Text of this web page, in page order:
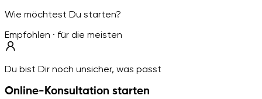
Wie möchtest Du starten?
Empfohlen · für die meisten
Du bist Dir noch unsicher, was passt
Online-Konsultation starten